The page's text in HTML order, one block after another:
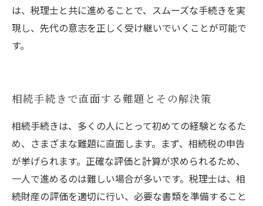
は、税理士と共に進めることで、スムーズな手続きを実
現し、先代の意志を正しく受け継いでいくことが可能で
す。
相続手続きで直面する難題とその解決策
相続手続きは、多くの人にとって初めての経験となるた
め、さまざまな難題に直面します。まず、相続税の申告
が挙げられます。正確な評価と計算が求められるため、
一人で進めるのは難しい場合が多いです。税理士は、相
続財産の評価を適切に行い、必要な書類を準備すること